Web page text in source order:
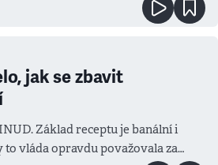
jak se zbavit
Základ receptu je banální i
to vláda opravdu považovala za